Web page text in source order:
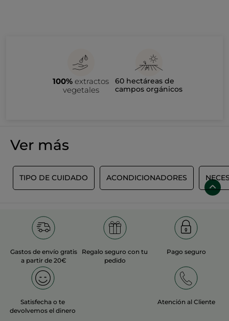
100% extractos
vegetales
60 hectáreas de
campos orgánicos
Ver más
TIPO DE CUIDADO ACONDICIONADORES
Gastos de envío gratis
a partir de 20€
Regalo seguro con tu
pedido
Pago seguro
Satisfecha o te
devolvemos el dinero
Atención al Cliente